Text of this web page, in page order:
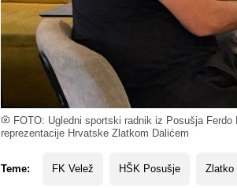
FOTO: Ugledni sportski radnik iz Posušja
reprezentacije Hrvatske Zlatkom Dalićem
Teme: FK Velež HŠK Posušje Zlatko